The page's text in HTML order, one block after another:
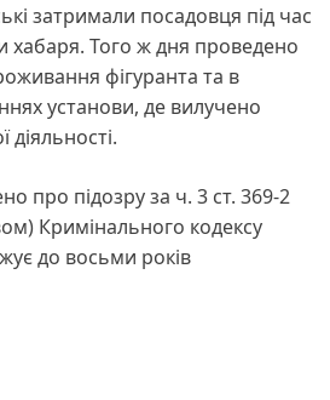
затримали посадовця під час
хабаря. Того ж дня проведено
фігуранта та в
установи, де вилучено
про підозру за ч. 3 ст. 369-2
Кримінального кодексу
до восьми років